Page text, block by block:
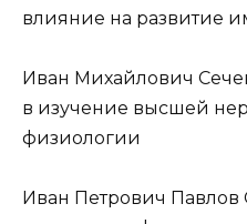
влияние на развитие
Иван Михайлович
в изучение высшей
физиологии
Иван Петрович Павлов